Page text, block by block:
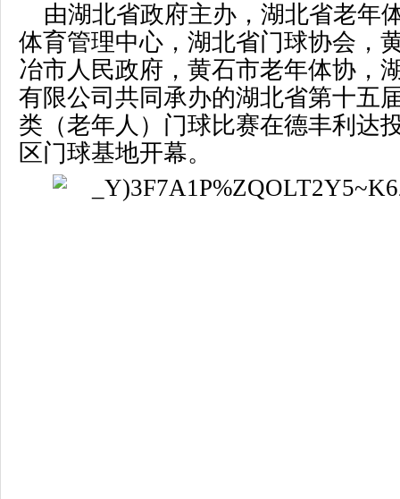
由湖北省政府主办，湖北省老年
体育管理中心，湖北省门球协会，
冶市人民政府，黄石市老年体协，
有限公司共同承办的湖北省第十五
类（老年人）门球比赛在德丰利达
区门球基地开幕。